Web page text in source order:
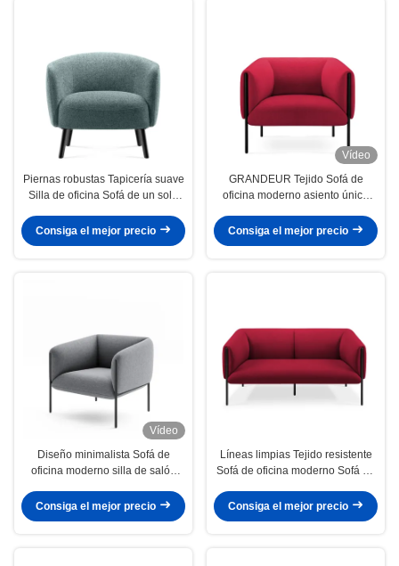
Piernas robustas Tapicería suave
Silla de oficina Sofá de un solo
Consiga el mejor precio
Vídeo
GRANDEUR Tejido Sofá de
oficina moderno asiento único
Consiga el mejor precio
Vídeo
Diseño minimalista Sofá de
oficina moderno silla de salón
espacios pequeños
Consiga el mejor precio
Líneas limpias Tejido resistente
Sofá de oficina moderno Sofá de
asientos de vestíbulo
Consiga el mejor precio